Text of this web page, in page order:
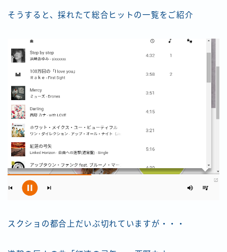
そうすると、採れたて総合ヒットの一覧をご紹介
スクショの都合上だいぶ切れていますが・・・